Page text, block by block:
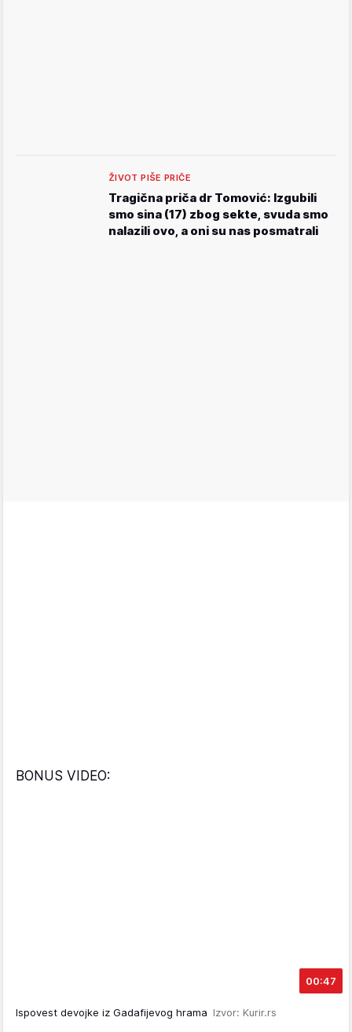
ŽIVOT PIŠE PRIČE
Tragična priča dr Tomović: Izgubili
smo sina (17) zbog sekte, svuda smo
nalazili ovo, a oni su nas posmatrali
BONUS VIDEO:
00:47
Ispovest devojke iz Gadafijevog hrama Izvor: Kurir.rs